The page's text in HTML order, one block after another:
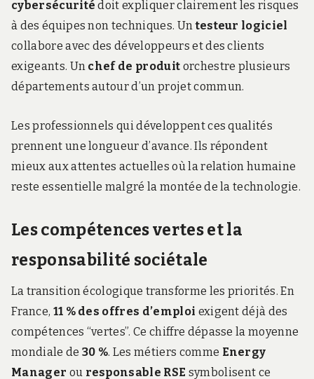
cybersécurité doit expliquer clairement les risques
à des équipes non techniques. Untesteur logiciel
collabore avec des développeurs et des clients
exigeants. Un chef de produit orchestre plusieurs
départements autour d’un projet commun.
Les professionnels qui développent ces qualités
prennent une longueur d’avance. Ils répondent
mieux aux attentes actuelles où la relation humaine
reste essentielle malgré la montée de la technologie.
Les compétences vertes et la
responsabilité sociétale
La transition écologique transforme les priorités. En
France, 11 % des offres d’emploi exigent déjà des
compétences “vertes”. Ce chiffre dépasse la moyenne
mondiale de 30 %. Les métiers comme Energy
Manager ou responsable RSE symbolisent ce